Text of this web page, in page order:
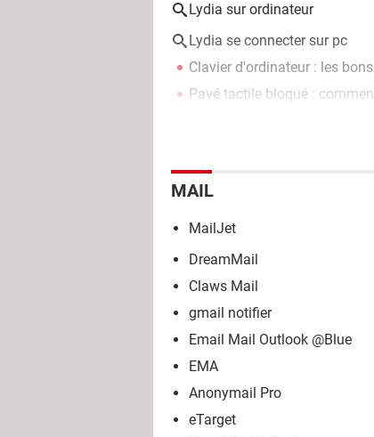
Lydia sur ordinateur
Lydia se connecter sur pc
Clavier d'ordinateur : les
Pavé tactile bloqué :
MAIL
MailJet
DreamMail
Claws Mail
gmail notifier
Email Mail Outlook @Blue
EMA
Anonymail Pro
eTarget